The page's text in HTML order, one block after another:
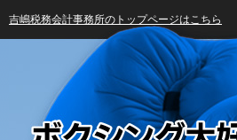
吉嶋税務会計事務所のトップページはこちら